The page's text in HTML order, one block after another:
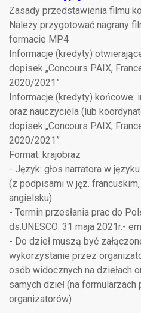
Zasady przedstawienia filmu
Należy przygotować nagrany
formacie MP4
Informacje (kredyty)
dopisek „Concours PAIX,
2020/2021”
Informacje (kredyty) końcowe:
oraz nauczyciela (lub
dopisek „Concours PAIX,
2020/2021”
Format: krajobraz
- Język: głos narratora w
(z podpisami w jęz.
angielsku).
- Termin przesłania prac do
ds.UNESCO: 31 maja 2021r.-
- Do dzieł muszą być
wykorzystanie przez
osób widocznych na dziełach
samych dzieł (na
organizatorów)